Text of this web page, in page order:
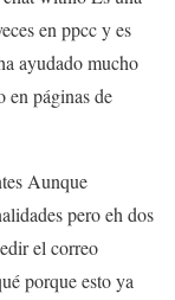
en ppcc y es
ayudado mucho
en páginas de
Aunque
pero eh dos
el correo
porque esto ya